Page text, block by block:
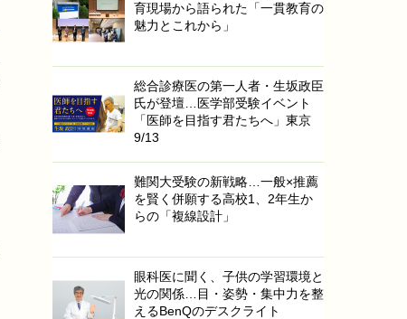
育現場から語られた「一貫教育の
魅力とこれから」
総合診療医の第一人者・生坂政臣
氏が登壇…医学部受験イベント
「医師を目指す君たちへ」東京
9/13
難関大受験の新戦略…一般×推薦
を賢く併願する高校1、2年生か
らの「複線設計」
眼科医に聞く、子供の学習環境と
光の関係…目・姿勢・集中力を整
えるBenQのデスクライト